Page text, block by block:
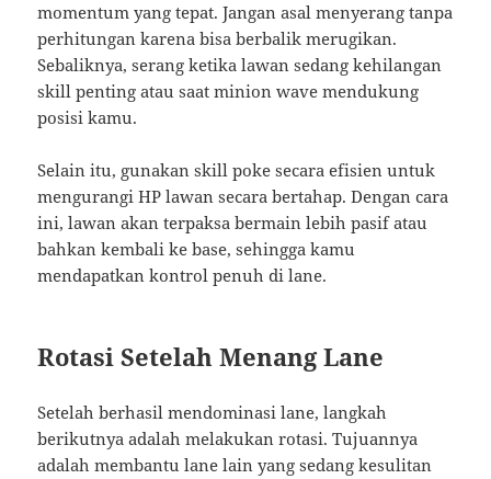
momentum yang tepat. Jangan asal menyerang tanpa
perhitungan karena bisa berbalik merugikan.
Sebaliknya, serang ketika lawan sedang kehilangan
skill penting atau saat minion wave mendukung
posisi kamu.
Selain itu, gunakan skill poke secara efisien untuk
mengurangi HP lawan secara bertahap. Dengan cara
ini, lawan akan terpaksa bermain lebih pasif atau
bahkan kembali ke base, sehingga kamu
mendapatkan kontrol penuh di lane.
Rotasi Setelah Menang Lane
Setelah berhasil mendominasi lane, langkah
berikutnya adalah melakukan rotasi. Tujuannya
adalah membantu lane lain yang sedang kesulitan